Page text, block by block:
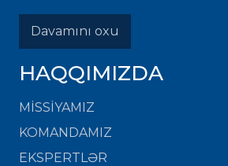
Davamını oxu
HAQQIMIZDA
MISSIYAMIZ
KOMANDAMIZ
EKSPERTLƏR